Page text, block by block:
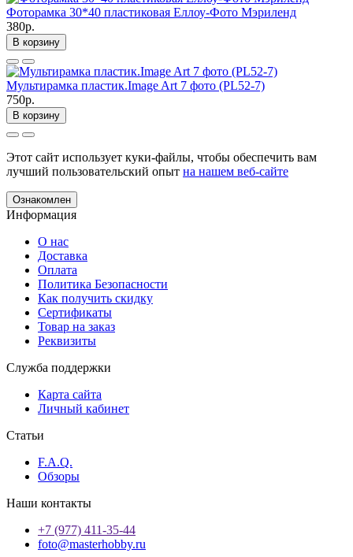
Фоторамка 30*40 пластиковая Еллоу-Фото Мэриленд
380р.
В корзину
Мультирамка пластик.Image Art 7 фото (PL52-7)
750р.
В корзину
Этот сайт использует куки-файлы, чтобы обеспечить вам
лучший пользовательский опыт на нашем веб-сайте
Ознакомлен
Информация
О нас
Доставка
Оплата
Политика Безопасности
Как получить скидку
Сертификаты
Товар на заказ
Реквизиты
Служба поддержки
Карта сайта
Личный кабинет
Статьи
F.A.Q.
Обзоры
Наши контакты
+7 (977) 411-35-44
foto@masterhobby.ru